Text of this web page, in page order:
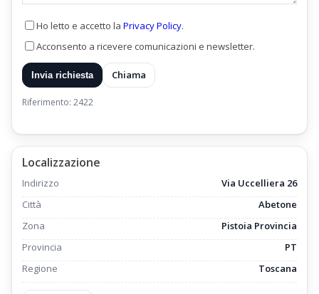
Ho letto e accetto la Privacy Policy.
Acconsento a ricevere comunicazioni e newsletter.
Invia richiesta Chiama
Riferimento: 2422
Localizzazione
Indirizzo
Via Uccelliera 26
Città
Abetone
Zona
Pistoia Provincia
Provincia
PT
Regione
Toscana